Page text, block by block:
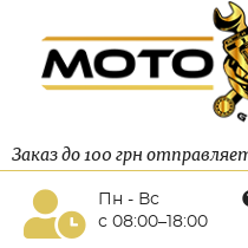
Заказ до 100 грн
Пн - Вс
с 08:00–18:00